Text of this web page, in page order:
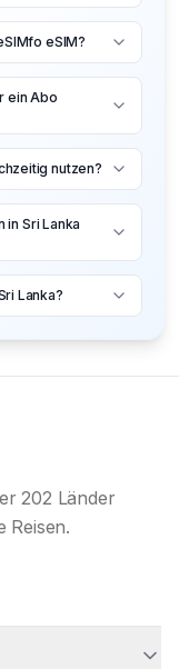
eSIM?
ein Abo
nutzen?
in Sri Lanka
Lanka?
202 Länder
Reisen.